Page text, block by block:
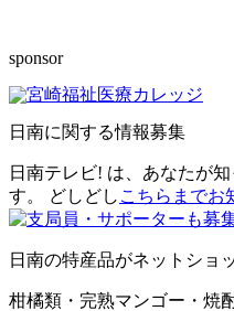
sponsor
日南に関する情報募集
日南テレビ! は、あなたが
す。 どしどし こちらまでお
日南の特産品がネットショ
柑橘類・完熟マンゴー・焼